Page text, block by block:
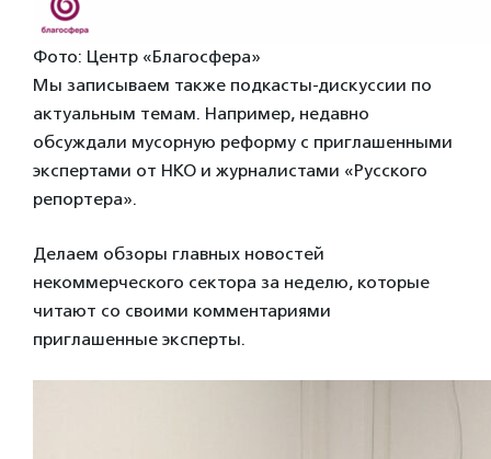
Фото: Центр «Благосфера»
Мы записываем также подкасты-дискуссии по
актуальным темам. Например, недавно
обсуждали мусорную реформу с приглашенными
экспертами от НКО и журналистами «Русского
репортера».
Делаем обзоры главных новостей
некоммерческого сектора за неделю, которые
читают со своими комментариями
приглашенные эксперты.